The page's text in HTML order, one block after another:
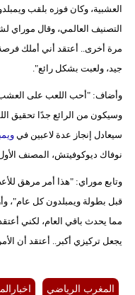
العشبية، وكان فوزه بلقب
التصنيف العالمي، وقال موراي
مرة أخرى.. أعتقد أني أملك
جيد، ولعبت بشكل رائع".
وأضاف: "أحب اللعب على
وسيكون من الرائع جدًا تحقيق
سيعادل إنجاز عدة لاعبين في
نوفاك ديوكوفيتش، المصنف الأول
وتابع موراي: "هذا أمر مرهق
قبل بطولة ويمبلدون كل عام"،
مما يحدث باقي العام، لكني
يجعل تركيزي أكبر.. أعتقد أن
المغرب الرياضي